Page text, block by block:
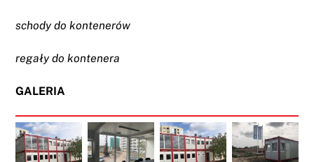
schody do kontenerów
regały do kontenera
GALERIA